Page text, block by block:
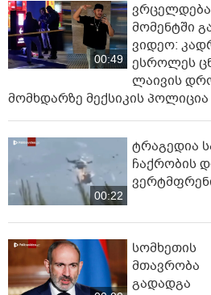
00:49
მომენტში
ვიდეო:
ესროლეს
ლაივის
მომხდარზე მექსიკის პოლიცია
00:22
ტრაგედია
ჩაქრობის
სომხეთის
მთავრობა
გადადგა